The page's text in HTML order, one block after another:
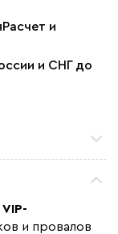
Расчет и
и СНГ до
и провалов